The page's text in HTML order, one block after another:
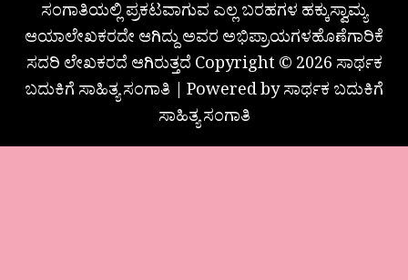
ಸಂಗಾತಿಯಲ್ಲಿ ಪ್ರಕಟವಾಗುವ ಎಲ್ಲ ಬರಹಗಳ ಹಕ್ಕುಸ್ವಾಮ್ಯ
ಆಯಾಲೇಖಕರದೇ ಆಗಿದ್ದು ಅವರ ಅಭಿಪ್ರಾಯಗಳಹೊಣೆಗಾರಿಕೆ
ಸದರಿ ಲೇಖಕರದೆ ಆಗಿರುತ್ತದೆ Copyright © 2026 ಸಾರ್ಥಕ
ಬದುಕಿಗೆ ಸಾಹಿತ್ಯ ಸಂಗಾತಿ | Powered by ಸಾರ್ಥಕ ಬದುಕಿಗೆ
ಸಾಹಿತ್ಯ ಸಂಗಾತಿ